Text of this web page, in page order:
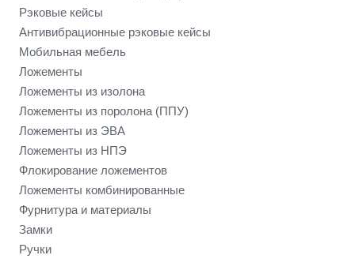
Рэковые кейсы
Антивибрационные рэковые кейсы
Мобильная мебель
Ложементы
Ложементы из изолона
Ложементы из поролона (ППУ)
Ложементы из ЭВА
Ложементы из НПЭ
Флокирование ложементов
Ложементы комбинированные
Фурнитура и материалы
Замки
Ручки